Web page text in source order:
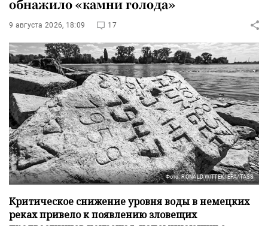
обнажило «камни голода»
9 августа 2026, 18:09 17
Фото: RONALD WITTEK/EPA/TASS
Критическое снижение уровня воды в немецких
реках привело к появлению зловещих